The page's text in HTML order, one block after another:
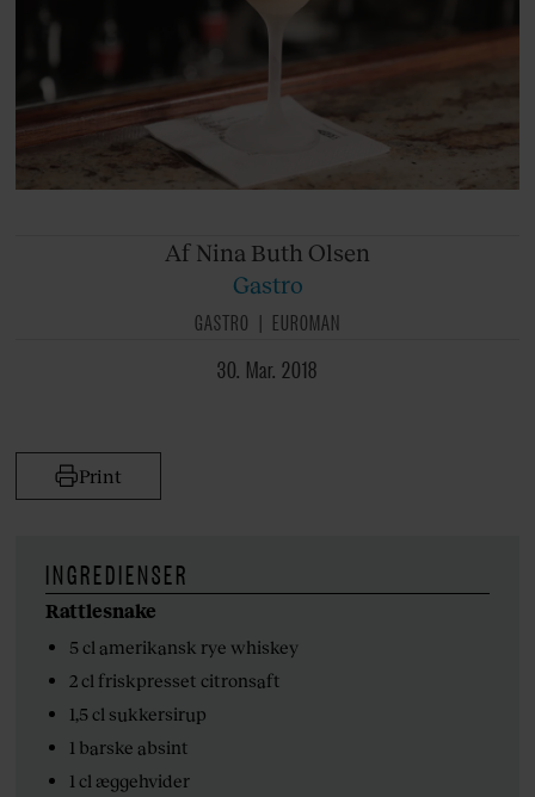
Af Nina Buth Olsen
Gastro
GASTRO
EUROMAN
30. Mar. 2018
Print
INGREDIENSER
Rattlesnake
5 cl amerikansk rye whiskey
2 cl friskpresset citronsaft
1,5 cl sukkersirup
1 barske absint
1 cl æggehvider